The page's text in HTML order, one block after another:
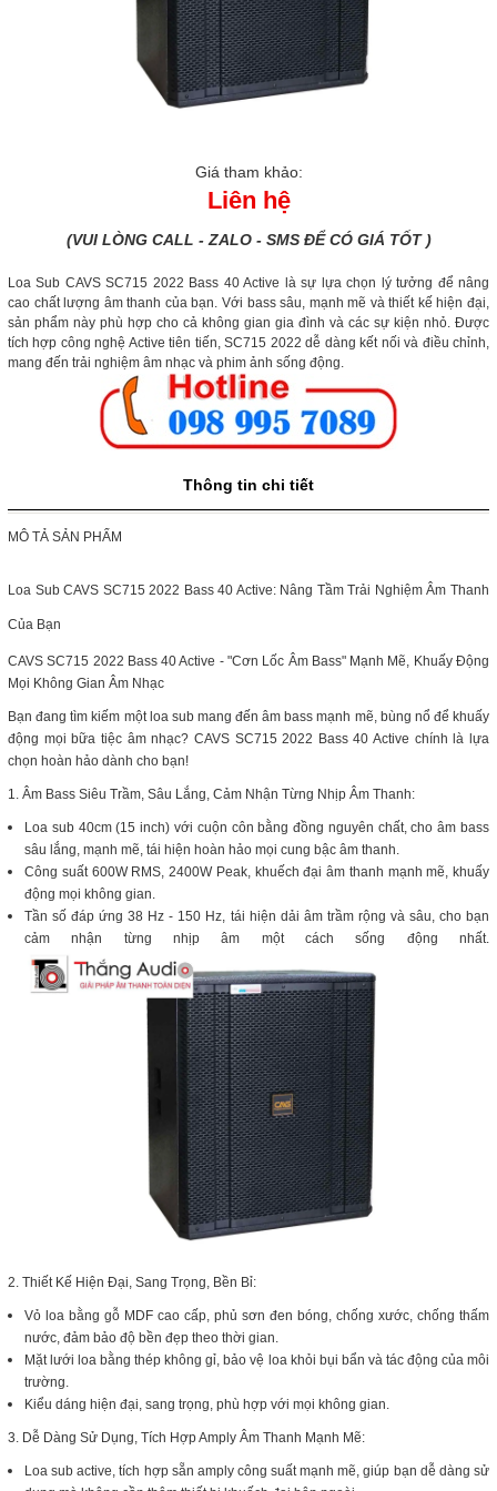
Giá tham khảo:
Liên hệ
(VUI LÒNG CALL - ZALO - SMS ĐỂ CÓ GIÁ TỐT )
Loa Sub CAVS SC715 2022 Bass 40 Active là sự lựa chọn lý tưởng để nâng
cao chất lượng âm thanh của bạn. Với bass sâu, mạnh mẽ và thiết kế hiện đại,
sản phẩm này phù hợp cho cả không gian gia đình và các sự kiện nhỏ. Được
tích hợp công nghệ Active tiên tiến, SC715 2022 dễ dàng kết nối và điều chỉnh,
mang đến trải nghiệm âm nhạc và phim ảnh sống động.
Thông tin chi tiết
MÔ TẢ SẢN PHẨM
Loa Sub CAVS SC715 2022 Bass 40 Active: Nâng Tầm Trải Nghiệm Âm Thanh
Của Bạn
CAVS SC715 2022 Bass 40 Active - "Cơn Lốc Âm Bass" Mạnh Mẽ, Khuấy Động
Mọi Không Gian Âm Nhạc
Bạn đang tìm kiếm một loa sub mang đến âm bass mạnh mẽ, bùng nổ để khuấy
động mọi bữa tiệc âm nhạc? CAVS SC715 2022 Bass 40 Active chính là lựa
chọn hoàn hảo dành cho bạn!
1. Âm Bass Siêu Trầm, Sâu Lắng, Cảm Nhận Từng Nhịp Âm Thanh:
Loa sub 40cm (15 inch) với cuộn côn bằng đồng nguyên chất, cho âm bass
sâu lắng, mạnh mẽ, tái hiện hoàn hảo mọi cung bậc âm thanh.
Công suất 600W RMS, 2400W Peak, khuếch đại âm thanh mạnh mẽ, khuấy
động mọi không gian.
Tần số đáp ứng 38 Hz - 150 Hz, tái hiện dải âm trầm rộng và sâu, cho bạn
cảm nhận từng nhịp âm một cách sống động nhất.
2. Thiết Kế Hiện Đại, Sang Trọng, Bền Bỉ:
Vỏ loa bằng gỗ MDF cao cấp, phủ sơn đen bóng, chống xước, chống thấm
nước, đảm bảo độ bền đẹp theo thời gian.
Mặt lưới loa bằng thép không gỉ, bảo vệ loa khỏi bụi bẩn và tác động của môi
trường.
Kiểu dáng hiện đại, sang trọng, phù hợp với mọi không gian.
3. Dễ Dàng Sử Dụng, Tích Hợp Amply Âm Thanh Mạnh Mẽ:
Loa sub active, tích hợp sẵn amply công suất mạnh mẽ, giúp bạn dễ dàng sử